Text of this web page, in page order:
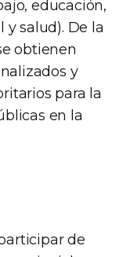
educación,
y salud). De la
obtienen
y
para la
en la
de